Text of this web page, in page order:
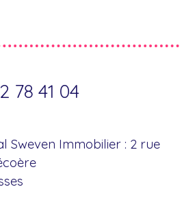
78 41 04
Sweven Immobilier : 2 rue